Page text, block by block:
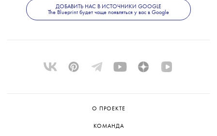
Режиссером следующего фильма станет
Дени Вильнев.
ДОБАВИТЬ НАС В ИСТОЧНИКИ GOOGLE
The Blueprint будет чаще появляться у вас в Google
О ПРОЕКТЕ
КОМАНДА